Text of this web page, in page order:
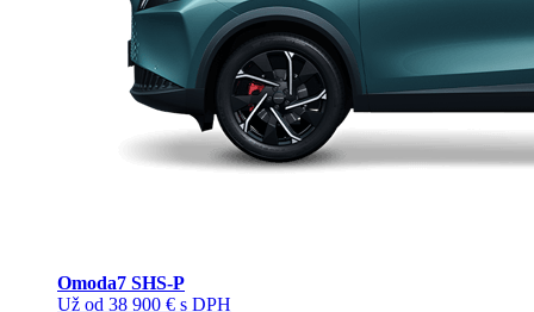
Omoda7 SHS-P
Už od 38 900 € s DPH